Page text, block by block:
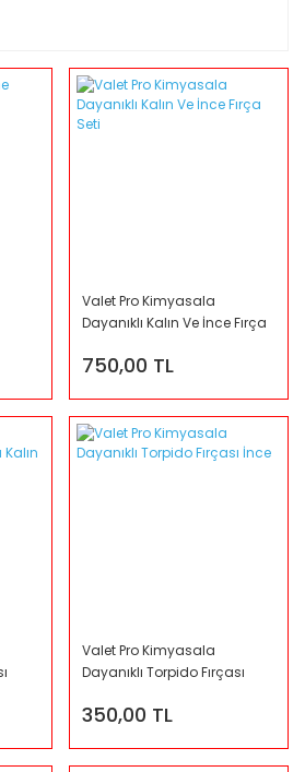
Valet Pro Kimyasala
Dayanıklı Kalın Ve İnce Fırça
750,00 TL
Valet Pro Kimyasala
Dayanıklı Torpido Fırçası
350,00 TL